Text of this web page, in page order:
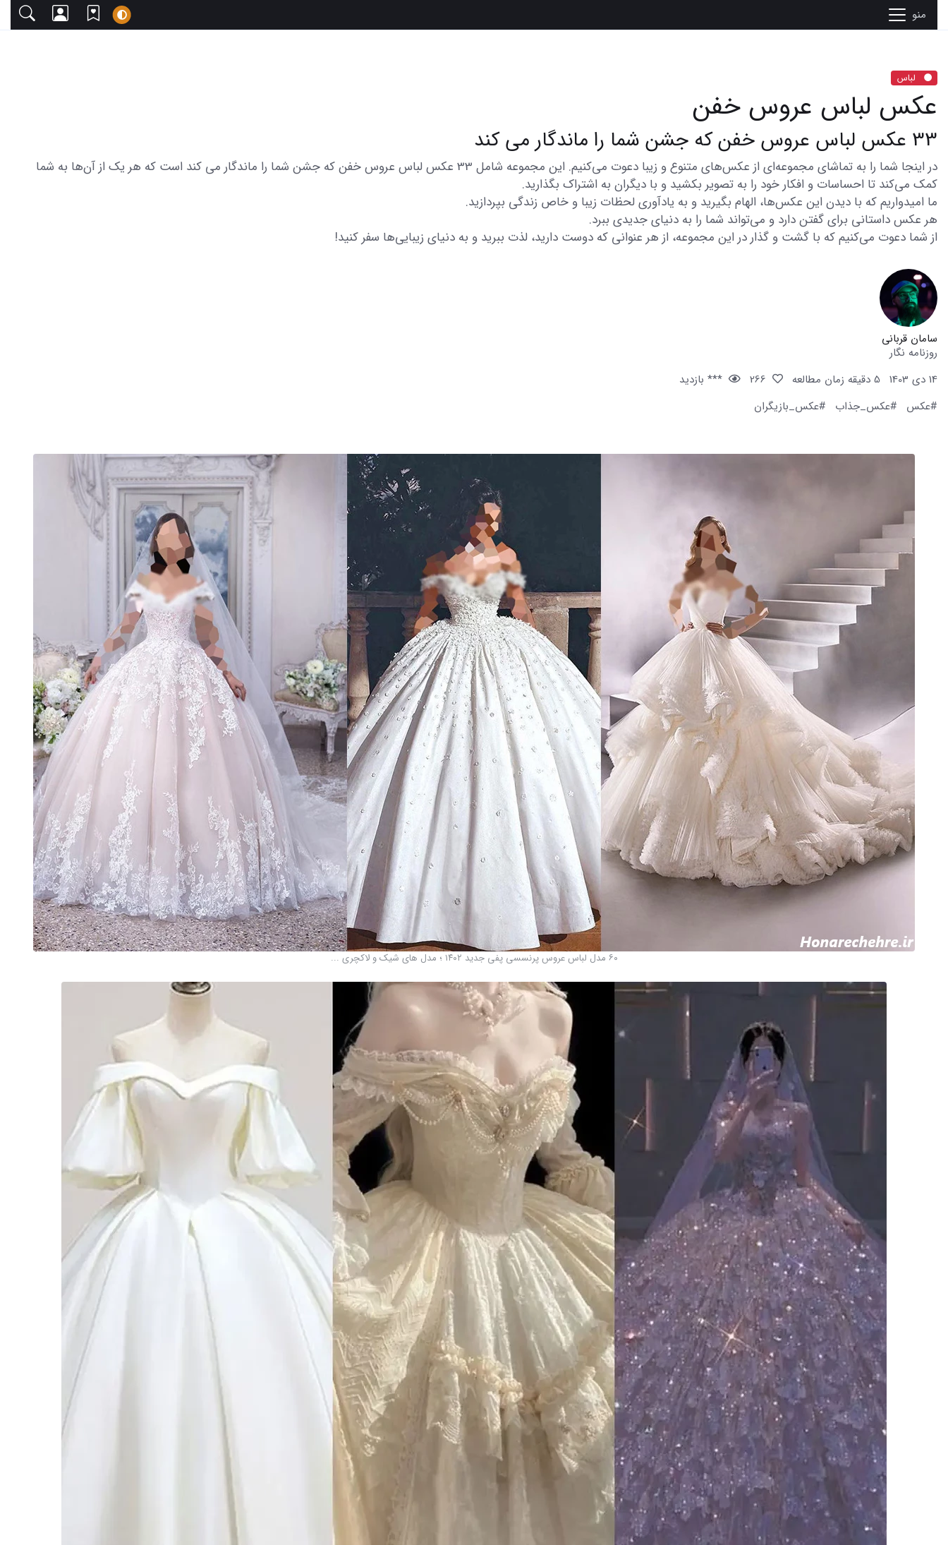
منو
لباس
عکس لباس عروس خفن
33 عکس لباس عروس خفن که جشن شما را ماندگار می کند
در اینجا شما را به تماشای مجموعه‌ای از عکس‌های متنوع و زیبا دعوت می‌کنیم. این مجموعه شامل 33 عکس لباس عروس خفن که جشن شما را ماندگار می کند است که هر یک از آن‌ها به شما
کمک می‌کند تا احساسات و افکار خود را به تصویر بکشید و با دیگران به اشتراک بگذارید.
ما امیدواریم که با دیدن این عکس‌ها، الهام بگیرید و به یادآوری لحظات زیبا و خاص زندگی بپردازید.
هر عکس داستانی برای گفتن دارد و می‌تواند شما را به دنیای جدیدی ببرد.
از شما دعوت می‌کنیم که با گشت و گذار در این مجموعه، از هر عنوانی که دوست دارید، لذت ببرید و به دنیای زیبایی‌ها سفر کنید!
سامان قربانی
روزنامه نگار
14 دی 1403
5 دقیقه زمان مطالعه
*** بازدید
#عکس
#عکس_جذاب #عکس_بازیگران
۶۰ مدل لباس عروس پرنسسی پفی جدید ۱۴۰۲ ؛ مدل های شیک و لاکچری ...